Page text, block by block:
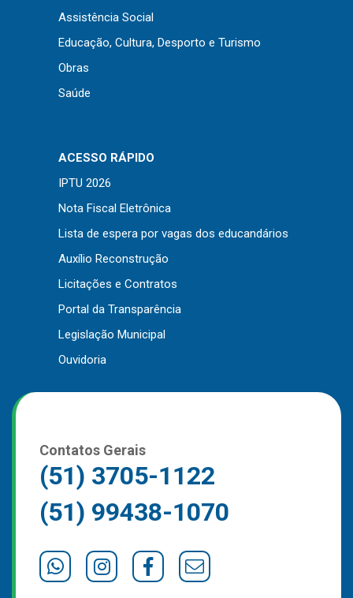
Assistência Social
Educação, Cultura, Desporto e Turismo
Obras
Saúde
ACESSO RÁPIDO
IPTU 2026
Nota Fiscal Eletrônica
Lista de espera por vagas dos educandários
Auxílio Reconstrução
Licitações e Contratos
Portal da Transparência
Legislação Municipal
Ouvidoria
Contatos Gerais
(51) 3705-1122
(51) 99438-1070